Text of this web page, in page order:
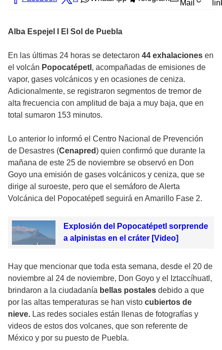
Mail
Alba Espejel I El Sol de Puebla
En las últimas 24 horas se detectaron 44 exhalaciones en
el volcán Popocatépetl , acompañadas de emisiones de
vapor, gases volcánicos y en ocasiones de ceniza.
Adicionalmente, se registraron segmentos de tremor de
alta frecuencia con amplitud de baja a muy baja, que en
total sumaron 153 minutos.
Lo anterior lo informó el Centro Nacional de Prevención
de Desastres (Cenapred) quien confirmó que durante la
mañana de este 25 de noviembre se observó en Don
Goyo una emisión de gases volcánicos y ceniza, que se
dirige al suroeste, pero que el semáforo de Alerta
Volcánica del Popocatépetl seguirá en Amarillo Fase 2.
Explosión del Popocatépetl sorprende
a alpinistas en el cráter [Video]
Hay que mencionar que toda esta semana, desde el 20 de
noviembre al 24 de noviembre, Don Goyo y el Iztaccíhuatl,
brindaron a la ciudadanía bellas postales debido a que
por las altas temperaturas se han visto cubiertos de
nieve. Las redes sociales están llenas de fotografías y
videos de estos dos volcanes, que son referente de
México y por su puesto de Puebla.